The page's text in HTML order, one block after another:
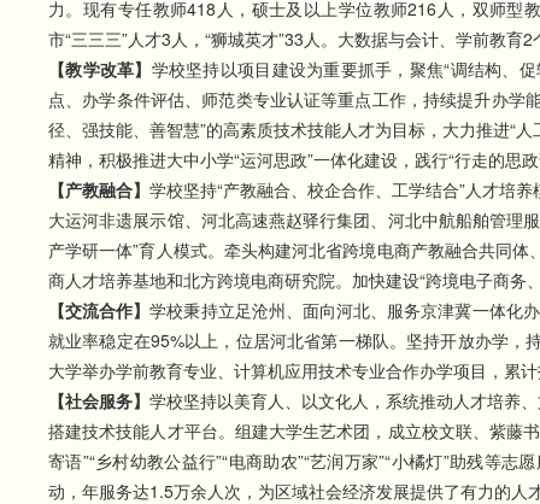
力。现有专任教师418人，硕士及以上学位教师216人，双师
市“三三三”人才3人，“狮城英才”33人。大数据与会计、学前教
【教学改革】 学校坚持以项目建设为重要抓手，聚焦“调结构、
点、办学条件评估、师范类专业认证等重点工作，持续提升办学
径、强技能、善智慧”的高素质技术技能人才为目标，大力推进“
精神，积极推进大中小学“运河思政”一体化建设，践行“行走的思
【产教融合】 学校坚持“产教融合、校企合作、工学结合”人才培
大运河非遗展示馆、河北高速燕赵驿行集团、河北中航船舶管理
产学研一体”育人模式。牵头构建河北省跨境电商产教融合共同
商人才培养基地和北方跨境电商研究院。加快建设“跨境电子商
【交流合作】学校秉持立足沧州、面向河北、服务京津冀一体化
就业率稳定在95%以上，位居河北省第一梯队。坚持开放办学
大学举办学前教育专业、计算机应用技术专业合作办学项目，累
【社会服务】 学校坚持以美育人、以文化人，系统推动人才培养
搭建技术技能人才平台。组建大学生艺术团，成立校文联、紫藤
寄语”“乡村幼教公益行”“电商助农”“艺润万家”“小橘灯”助残等
动，年服务达1.5万余人次，为区域社会经济发展提供了有力的人